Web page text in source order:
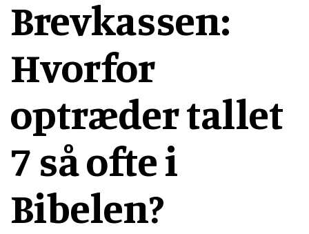
Brevkassen:
Hvorfor
optræder tallet
7 så ofte i
Bibelen?